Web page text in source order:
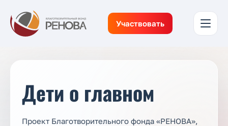
Участвовать
Дети о главном
Проект Благотворительного фонда «РЕНОВА»,